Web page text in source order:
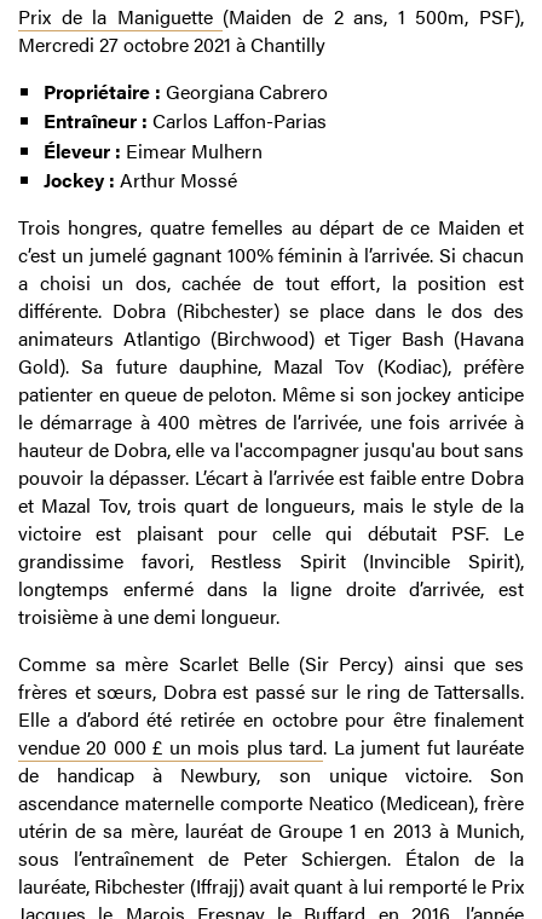
Prix de la Maniguette (Maiden de 2 ans, 1 500m, PSF),
Mercredi 27 octobre 2021 à Chantilly
Propriétaire : Georgiana Cabrero
Entraîneur : Carlos Laffon-Parias
Éleveur : Eimear Mulhern
Jockey : Arthur Mossé
Trois hongres, quatre femelles au départ de ce Maiden et
c’est un jumelé gagnant 100% féminin à l’arrivée. Si chacun
a choisi un dos, cachée de tout effort, la position est
différente. Dobra (Ribchester) se place dans le dos des
animateurs Atlantigo (Birchwood) et Tiger Bash (Havana
Gold). Sa future dauphine, Mazal Tov (Kodiac), préfère
patienter en queue de peloton. Même si son jockey anticipe
le démarrage à 400 mètres de l’arrivée, une fois arrivée à
hauteur de Dobra, elle va l'accompagner jusqu'au bout sans
pouvoir la dépasser. L’écart à l’arrivée est faible entre Dobra
et Mazal Tov, trois quart de longueurs, mais le style de la
victoire est plaisant pour celle qui débutait PSF. Le
grandissime favori, Restless Spirit (Invincible Spirit),
longtemps enfermé dans la ligne droite d’arrivée, est
troisième à une demi longueur.
Comme sa mère Scarlet Belle (Sir Percy) ainsi que ses
frères et sœurs, Dobra est passé sur le ring de Tattersalls.
Elle a d’abord été retirée en octobre pour être finalement
vendue 20 000 £ un mois plus tard. La jument fut lauréate
de handicap à Newbury, son unique victoire. Son
ascendance maternelle comporte Neatico (Medicean), frère
utérin de sa mère, lauréat de Groupe 1 en 2013 à Munich,
sous l’entraînement de Peter Schiergen. Étalon de la
lauréate, Ribchester (Iffrajj) avait quant à lui remporté le Prix